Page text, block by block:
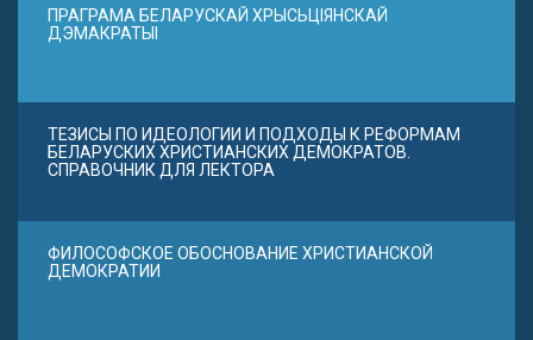
ПРАГРАМА БЕЛАРУСКАЙ ХРЫСЬЦІЯНСКАЙ
ДЭМАКРАТЫІ
ТЕЗИСЫ ПО ИДЕОЛОГИИ И ПОДХОДЫ К РЕФОРМАМ
БЕЛАРУСКИХ ХРИСТИАНСКИХ ДЕМОКРАТОВ.
СПРАВОЧНИК ДЛЯ ЛЕКТОРА
ФИЛОСОФСКОЕ ОБОСНОВАНИЕ ХРИСТИАНСКОЙ
ДЕМОКРАТИИ